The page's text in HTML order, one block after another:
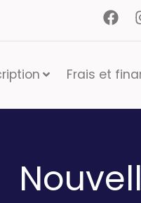
Frais et